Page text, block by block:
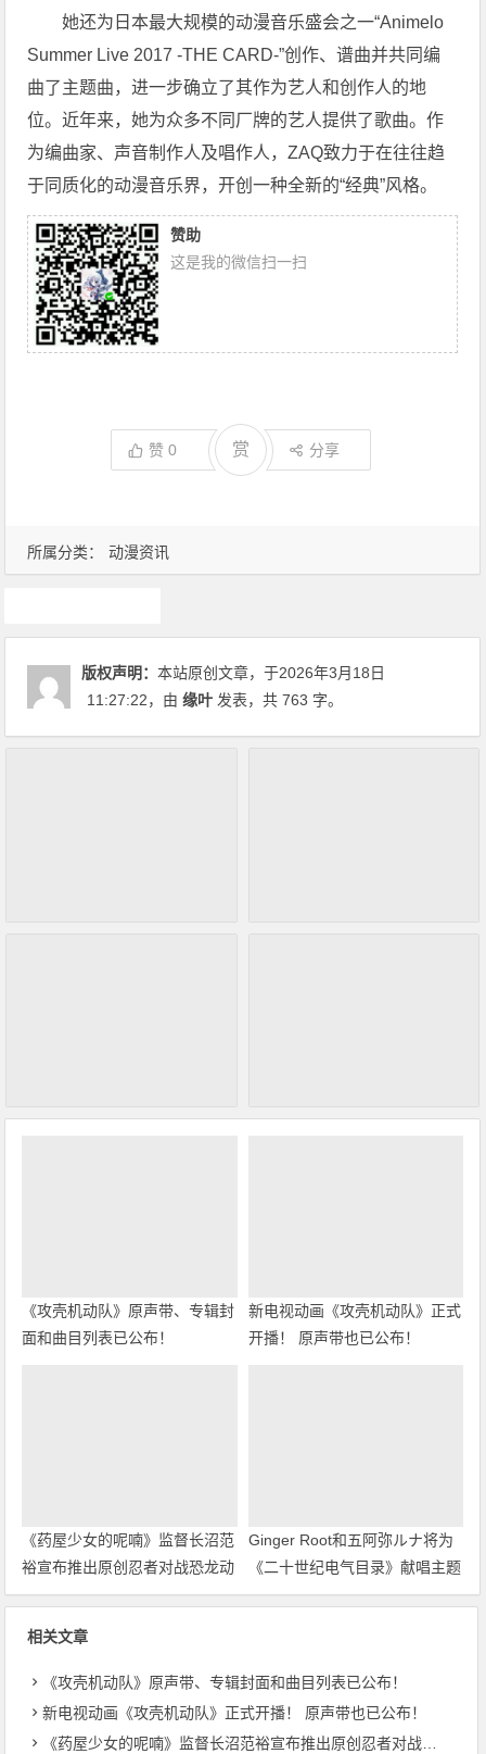
所属分类： 动漫资讯
她还为日本最大规模的动漫音乐盛会之一“Animelo
Summer Live 2017 -THE CARD-”创作、谱曲并共同编
曲了主题曲，进一步确立了其作为艺人和创作人的地
位。近年来，她为众多不同厂牌的艺人提供了歌曲。作
为编曲家、声音制作人及唱作人，ZAQ致力于在往往趋
于同质化的动漫音乐界，开创一种全新的“经典”风格。
赞助
这是我的微信扫一扫
赞0 赏 分享
版权声明：本站原创文章，于2026年3月18日
11:27:22，由缘叶 发表，共 763 字。
《攻壳机动队》原声带、专辑封
面和曲目列表已公布！
新电视动画《攻壳机动队》正式
开播！ 原声带也已公布！
《药屋少女的呢喃》监督长沼范
裕宣布推出原创忍者对战恐龙动
画！
Ginger Root和五阿弥ルナ将为
《二十世纪电气目录》献唱主题
曲
相关文章
《攻壳机动队》原声带、专辑封面和曲目列表已公布！
新电视动画《攻壳机动队》正式开播！ 原声带也已公布！
《药屋少女的呢喃》监督长沼范裕宣布推出原创忍者对战恐龙动画！